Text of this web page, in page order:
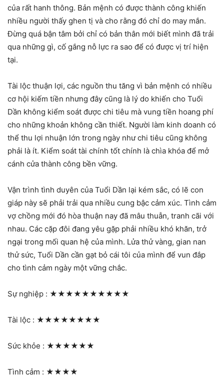
của rất hanh thông. Bản mệnh có được thành công khiến
nhiều người thấy ghen tị và cho rằng đó chỉ do may mắn.
Đừng quá bận tâm bởi chỉ có bản thân mới biết mình đã trải
qua những gì, cố gắng nỗ lực ra sao để có được vị trí hiện
tại.
Tài lộc thuận lợi, các nguồn thu tăng vì bản mệnh có nhiều
cơ hội kiếm tiền nhưng đây cũng là lý do khiến cho Tuổi
Dần không kiểm soát được chi tiêu mà vung tiền hoang phí
cho những khoản không cần thiết. Người làm kinh doanh có
thể thu lợi nhuận lớn trong ngày như chi tiêu cũng không
phải là ít. Kiểm soát tài chính tốt chính là chìa khóa để mở
cánh cửa thành công bền vững.
Vận trình tình duyên của Tuổi Dần lại kém sắc, có lẽ con
giáp này sẽ phải trải qua nhiều cung bậc cảm xúc. Tình cảm
vợ chồng mới đó hòa thuận nay đã mâu thuẫn, tranh cãi với
nhau. Các cặp đôi đang yêu gặp phải nhiều khó khăn, trở
ngại trong mối quan hệ của mình. Lửa thử vàng, gian nan
thử sức, Tuổi Dần cần gạt bỏ cái tôi của mình để vun đắp
cho tình cảm ngày một vững chắc.
Sự nghiệp : ★★★★★★★★★★
Tài lộc : ★★★★★★★★
Sức khỏe : ★★★★★★
Tình cảm : ★★★★